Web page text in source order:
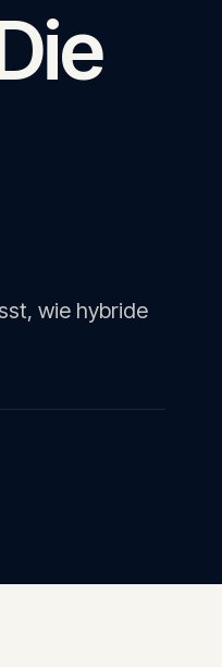
wie hybride